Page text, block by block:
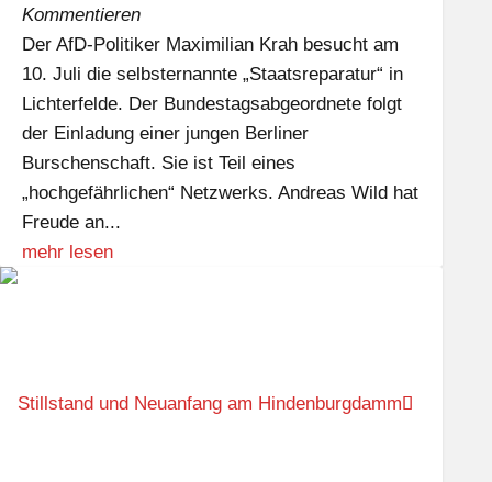
Kommentieren
Der AfD-Politiker Maximilian Krah besucht am
10. Juli die selbsternannte „Staatsreparatur“ in
Lichterfelde. Der Bundestagsabgeordnete folgt
der Einladung einer jungen Berliner
Burschenschaft. Sie ist Teil eines
„hochgefährlichen“ Netzwerks. Andreas Wild hat
Freude an...
mehr lesen